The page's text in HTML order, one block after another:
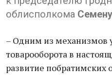
облисполкома
– Одним из механизмов
товарооборота в
развитие